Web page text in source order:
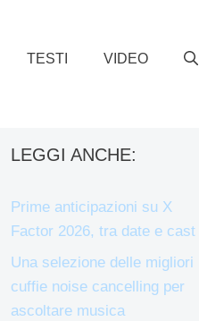
TESTI VIDEO
LEGGI ANCHE:
Prime anticipazioni su X
Factor 2026, tra date e cast
Una selezione delle migliori
cuffie noise cancelling per
ascoltare musica